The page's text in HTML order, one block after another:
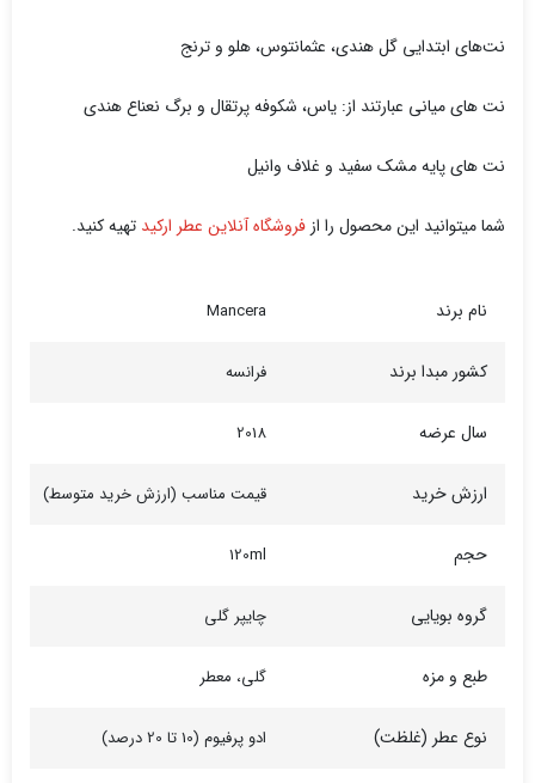
نت‌های ابتدایی گل هندی، عثمانتوس، هلو و ترنج
نت های میانی عبارتند از: یاس، شکوفه پرتقال و برگ نعناع هندی
نت های پایه مشک سفید و غلاف وانیل
شما میتوانید این محصول را از فروشگاه آنلاین عطر ارکید تهیه کنید.
نام برند Mancera
کشور مبدا برند فرانسه
سال عرضه 2018
ارزش خرید قیمت مناسب (ارزش خرید متوسط)
حجم 120ml
گروه بویایی چایپر گلی
طبع و مزه گلی، معطر
نوع عطر (غلظت) ادو پرفیوم (10 تا 20 درصد)